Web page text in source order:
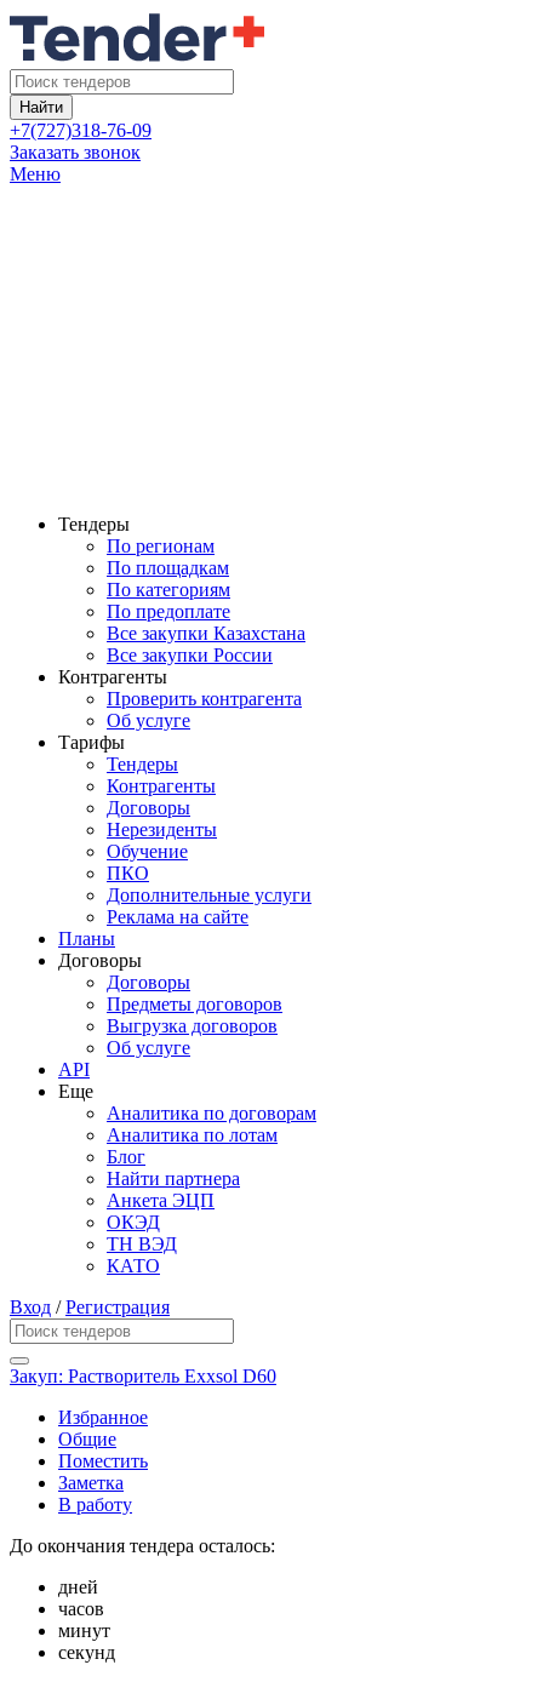
Найти
+7(727)318-76-09
Заказать звонок
Меню
Тендеры
По регионам
По площадкам
По категориям
По предоплате
Все закупки Казахстана
Все закупки России
Контрагенты
Проверить контрагента
Об услуге
Тарифы
Тендеры
Контрагенты
Договоры
Нерезиденты
Обучение
ПКО
Дополнительные услуги
Реклама на сайте
Планы
Договоры
Договоры
Предметы договоров
Выгрузка договоров
Об услуге
API
Еще
Аналитика по договорам
Аналитика по лотам
Блог
Найти партнера
Анкета ЭЦП
ОКЭД
ТН ВЭД
КАТО
Вход /Регистрация
Закуп: Растворитель Exxsol D60
Избранное
Общие
Поместить
Заметка
В работу
До окончания тендера осталось:
дней
часов
минут
секунд